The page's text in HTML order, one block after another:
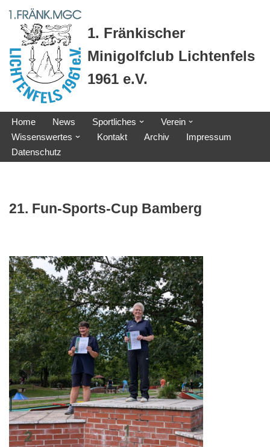
Zum
Inhalt
springen
1. Fränkischer
Minigolfclub Lichtenfels
1961 e.V.
Home News Sportliches
Verein
Wissenswertes
Kontakt Archiv
Impressum
Datenschutz
21. Fun-Sports-Cup Bamberg